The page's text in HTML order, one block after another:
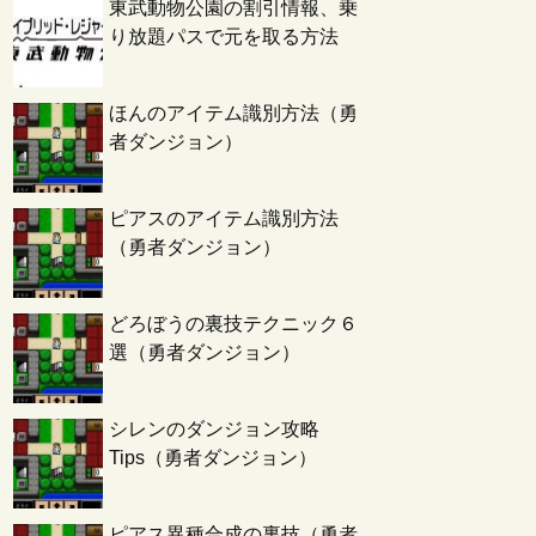
東武動物公園の割引情報、乗
り放題パスで元を取る方法
ほんのアイテム識別方法（勇
者ダンジョン）
ピアスのアイテム識別方法
（勇者ダンジョン）
どろぼうの裏技テクニック６
選（勇者ダンジョン）
シレンのダンジョン攻略
Tips（勇者ダンジョン）